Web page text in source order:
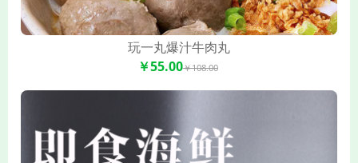
玩一丸爆汁牛肉丸
￥55.00￥108.00